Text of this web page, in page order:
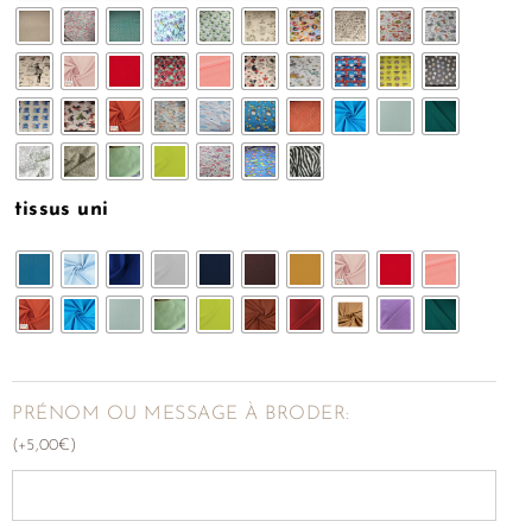
tissus uni
PRÉNOM OU MESSAGE À BRODER:
(+5,00€ )